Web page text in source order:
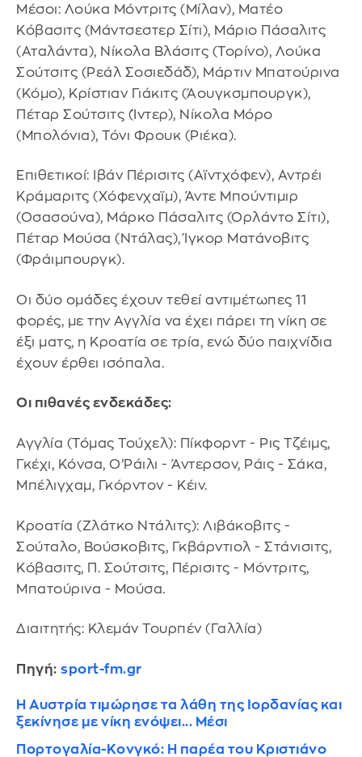
Μέσοι: Λούκα Μόντριτς (Μίλαν), Ματέο
Κόβασιτς (Μάντσεστερ Σίτι), Μάριο Πάσαλιτς
(Αταλάντα), Νίκολα Βλάσιτς (Τορίνο), Λούκα
Σούτσιτς (Ρεάλ Σοσιεδάδ), Μάρτιν Μπατούρινα
(Κόμο), Κρίστιαν Γιάκιτς (Άουγκσμπουργκ),
Πέταρ Σούτσιτς (Ίντερ), Νίκολα Μόρο
(Μπολόνια), Τόνι Φρουκ (Ριέκα).
Επιθετικοί: Ιβάν Πέρισιτς (Αϊντχόφεν), Αντρέι
Κράμαριτς (Χόφενχαϊμ), Άντε Μπούντιμιρ
(Οσασούνα), Μάρκο Πάσαλιτς (Ορλάντο Σίτι),
Πέταρ Μούσα (Ντάλας), Ίγκορ Ματάνοβιτς
(Φράιμπουργκ).
Οι δύο ομάδες έχουν τεθεί αντιμέτωπες 11
φορές, με την Αγγλία να έχει πάρει τη νίκη σε
έξι ματς, η Κροατία σε τρία, ενώ δύο παιχνίδια
έχουν έρθει ισόπαλα.
Οι πιθανές ενδεκάδες:
Αγγλία (Τόμας Τούχελ): Πίκφορντ - Ρις Τζέιμς,
Γκέχι, Κόνσα, Ο’Ράιλι - Άντερσον, Ράις - Σάκα,
Μπέλιγχαμ, Γκόρντον - Κέιν.
Κροατία (Ζλάτκο Ντάλιτς): Λιβάκοβιτς -
Σούταλο, Βούσκοβιτς, Γκβάρντιολ - Στάνισιτς,
Κόβασιτς, Π. Σούτσιτς, Πέρισιτς - Μόντριτς,
Μπατούρινα - Μούσα.
Διαιτητής: Κλεμάν Τουρπέν (Γαλλία)
Πηγή: sport-fm.gr
Η Αυστρία τιμώρησε τα λάθη της Ιορδανίας και
ξεκίνησε με νίκη ενόψει... Μέσι
Πορτογαλία-Κονγκό: Η παρέα του Κριστιάνο